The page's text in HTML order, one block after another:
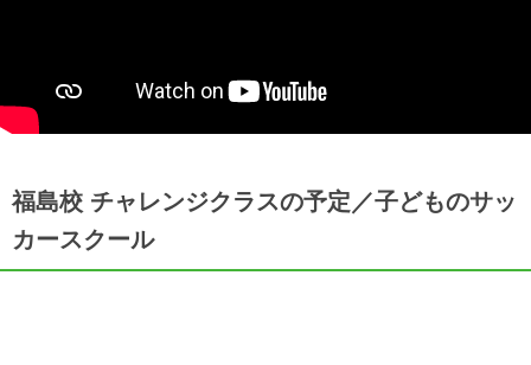
福島校 チャレンジクラスの予定／子どものサッ
カースクール